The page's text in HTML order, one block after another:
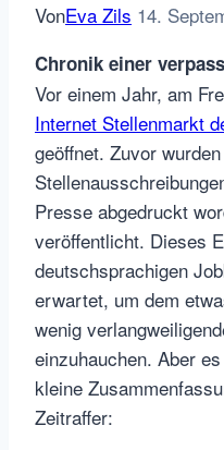
VonEva Zils 14.
Chronik einer
Vor einem Jahr, am
Internet Stellenmarkt
geöffnet. Zuvor
Presse abgedruckt
veröffentlicht. Dieses
deutschsprachigen
erwartet, um dem
wenig
einzuhauchen. Aber
kleine
Zeitraffer: